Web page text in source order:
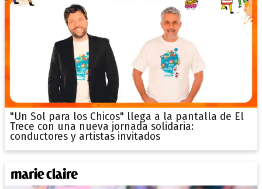
"Un Sol para los Chicos" llega a la pantalla de El
Trece con una nueva jornada solidaria:
conductores y artistas invitados